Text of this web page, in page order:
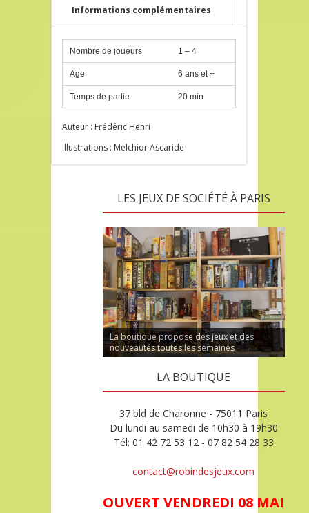
Informations complémentaires
Nombre de joueurs 1 – 4
Age 6 ans et +
Temps de partie 20 min
Auteur : Frédéric Henri
Illustrations : Melchior Ascaride
LES JEUX DE SOCIÉTÉ À PARIS
La boutique propose des jeux et des
nouveautés toutes les semaines
LA BOUTIQUE
37 bld de Charonne - 75011 Paris
Du lundi au samedi de 10h30 à 19h30
Tél: 01 42 72 53 12 - 07 82 54 28 33
contact@robindesjeux.com
OUVERT VENDREDI 08 MAI